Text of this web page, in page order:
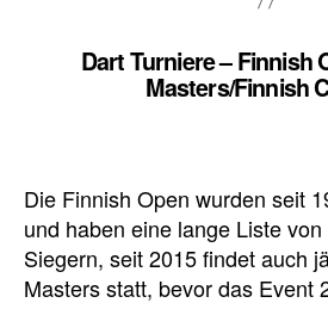
Dart Turniere – Finnish
Masters/Finnish
Die Finnish Open wurden seit
und haben eine lange Liste
Siegern, seit 2015 findet auch
Masters statt, bevor das Event